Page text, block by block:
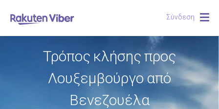
Σύνδεση
Τρόπος κλήσης προς
Λουξεμβούργο από
Βενεζουέλα